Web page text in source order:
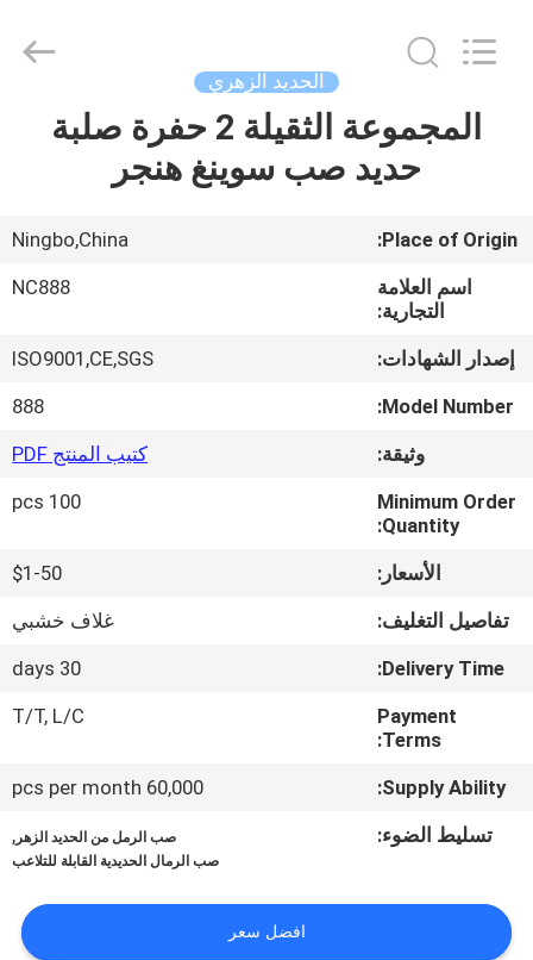
المنزل
فيديوهات
حولنا
المصنع
مراقبة
الجودة
أخبار
اطلب
اقتباس
CO.,LTD.
الحديد الزهري
المجموعة الثقيلة 2 حفرة صلبة
حديد صب سوينغ هنجر
Place of Origin:
Ningbo,China
اسم العلامة
التجارية:
NC888
إصدار الشهادات:
ISO9001,CE,SGS
Model Number:
888
وثيقة:
كتيب المنتج PDF
Minimum Order
Quantity:
100 pcs
الأسعار:
$1-50
تفاصيل التغليف:
غلاف خشبي
Delivery Time:
30 days
Payment
Terms:
T/T, L/C
Supply Ability:
60,000 pcs per month
تسليط الضوء:
صب الرمل من الحديد الزهر ,
صب الرمال الحديدية القابلة للتلاعب
افضل سعر